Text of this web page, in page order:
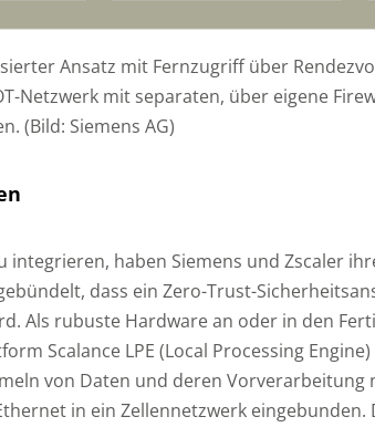
Ansatz mit Fernzugriff über
Netzwerk mit separaten, über eigene
(Bild: Siemens AG)
integrieren, haben Siemens und Zscaler
dass ein Zero-Trust-
Als rubuste Hardware an oder in den
Scalance LPE (Local Processing
von Daten und deren Vorverarbeitung
in ein Zellennetzwerk eingebunden.